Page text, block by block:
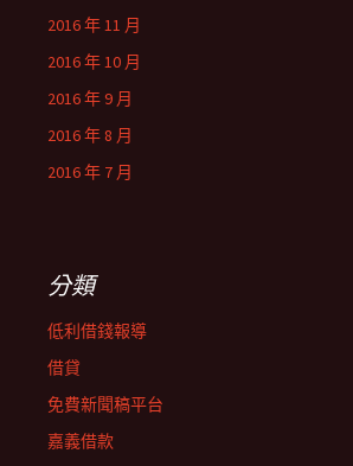
2016 年 11 月
2016 年 10 月
2016 年 9 月
2016 年 8 月
2016 年 7 月
分類
低利借錢報導
借貸
免費新聞稿平台
嘉義借款